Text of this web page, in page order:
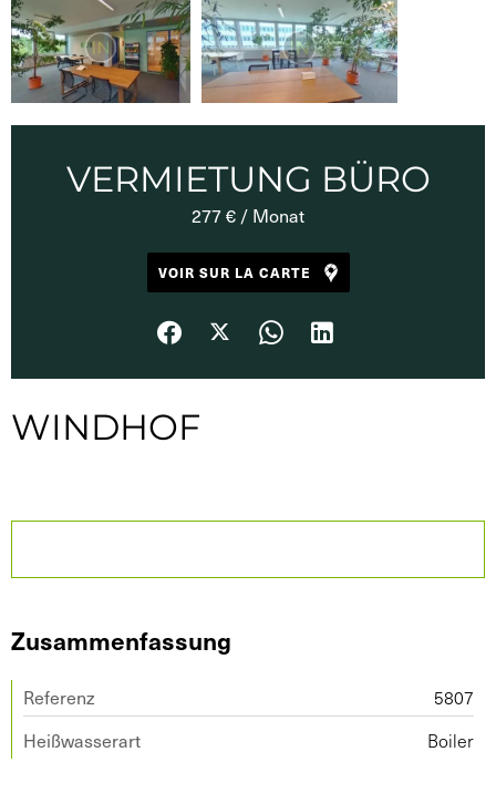
VERMIETUNG BÜRO
277 € / Monat
VOIR SUR LA CARTE
WINDHOF
Zusammenfassung
Referenz
5807
Heißwasserart
Boiler